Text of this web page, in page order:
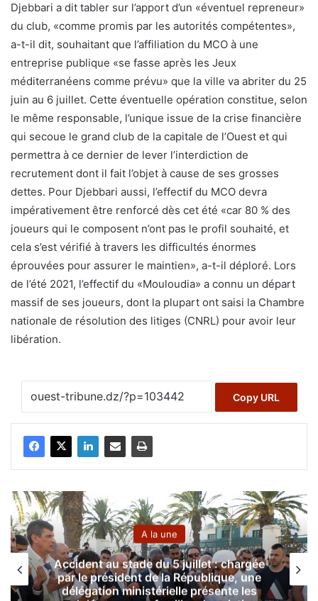
Djebbari a dit tabler sur l’apport d’un «éventuel repreneur»
du club, «comme promis par les autorités compétentes»,
a-t-il dit, souhaitant que l’affiliation du MCO à une
entreprise publique «se fasse après les Jeux
méditerranéens comme prévu» que la ville va abriter du 25
juin au 6 juillet. Cette éventuelle opération constitue, selon
le même responsable, l’unique issue de la crise financière
qui secoue le grand club de la capitale de l’Ouest et qui
permettra à ce dernier de lever l’interdiction de
recrutement dont il fait l’objet à cause de ses grosses
dettes. Pour Djebbari aussi, l’effectif du MCO devra
impérativement être renforcé dès cet été «car 80 % des
joueurs qui le composent n’ont pas le profil souhaité, et
cela s’est vérifié à travers les difficultés énormes
éprouvées pour assurer le maintien», a-t-il déploré. Lors
de l’été 2021, l’effectif du «Mouloudia» a connu un départ
massif de ses joueurs, dont la plupart ont saisi la Chambre
nationale de résolution des litiges (CNRL) pour avoir leur
libération.
Copy URL
A la une
Accident au stade du 5 juillet : chargée
par le président de la République, une
délégation ministérielle présente les